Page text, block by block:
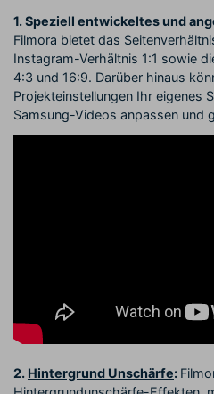
1. Speziell entwickeltes und
Filmora bietet das
Instagram-Verhältnis 1:1 sowie
4:3 und 16:9. Darüber hinaus
Projekteinstellungen Ihr eigenes
Samsung-Videos anpassen und
2. Hintergrund Unschärfe: